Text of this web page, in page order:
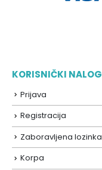
KORISNIČKI NALOG
Prijava
Registracija
Zaboravljena lozinka
Korpa